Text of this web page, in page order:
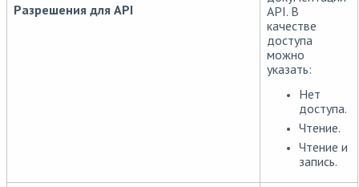
Разрешения для API
API. В
качестве
доступа
можно
указать:
Нет
доступа.
Чтение.
Чтение и
запись.